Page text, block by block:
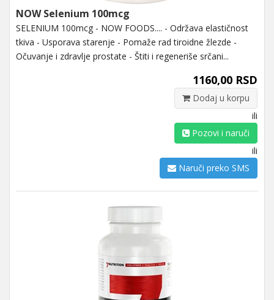
NOW Selenium 100mcg
SELENIUM 100mcg - NOW FOODS.... - Održava elastičnost
tkiva - Usporava starenje - Pomaže rad tiroidne žlezde -
Očuvanje i zdravlje prostate - Štiti i regeneriše srčani...
1160,00 RSD
Dodaj u korpu
ili
Pozovi i naruči
ili
Naruči preko SMS